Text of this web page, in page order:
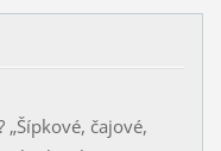
čajové,